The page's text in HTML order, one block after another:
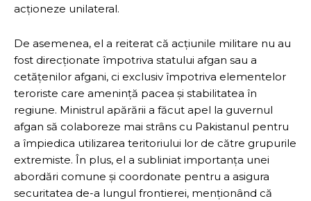
acționeze unilateral.
De asemenea, el a reiterat că acțiunile militare nu au
fost direcționate împotriva statului afgan sau a
cetățenilor afgani, ci exclusiv împotriva elementelor
teroriste care amenință pacea și stabilitatea în
regiune. Ministrul apărării a făcut apel la guvernul
afgan să colaboreze mai strâns cu Pakistanul pentru
a împiedica utilizarea teritoriului lor de către grupurile
extremiste. În plus, el a subliniat importanța unei
abordări comune și coordonate pentru a asigura
securitatea de-a lungul frontierei, menționând că